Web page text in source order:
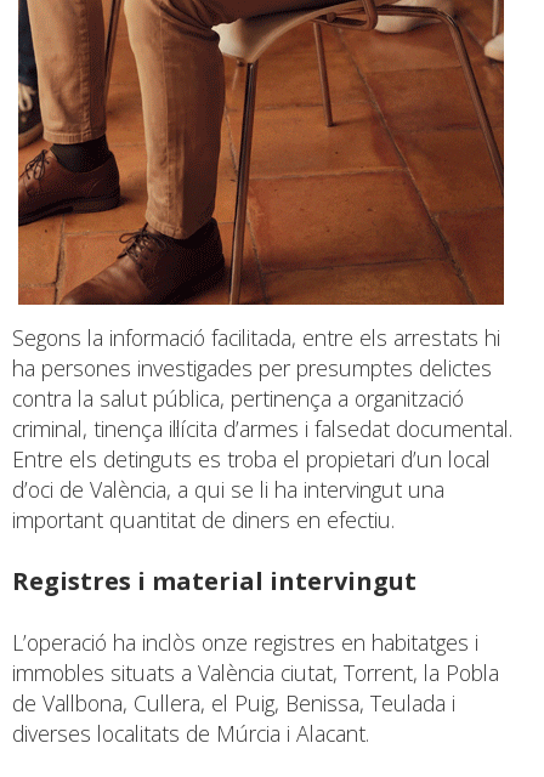
Segons la informació facilitada, entre els arrestats hi
ha persones investigades per presumptes delictes
contra la salut pública, pertinença a organització
criminal, tinença il·lícita d’armes i falsedat documental.
Entre els detinguts es troba el propietari d’un local
d’oci de València, a qui se li ha intervingut una
important quantitat de diners en efectiu.
Registres i material intervingut
L’operació ha inclòs onze registres en habitatges i
immobles situats a València ciutat, Torrent, la Pobla
de Vallbona, Cullera, el Puig, Benissa, Teulada i
diverses localitats de Múrcia i Alacant.